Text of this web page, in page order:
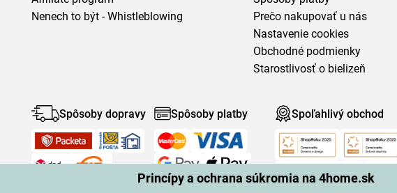
Princípy a ochrana súkromia na 4home.sk
Nenech to být - Whistleblowing
Prečo nakupovať u nás
Nastavenie cookies
Obchodné podmienky
Starostlivosť o bielizeň
Spôsoby dopravy Spôsoby platby Spoľahlivý obchod